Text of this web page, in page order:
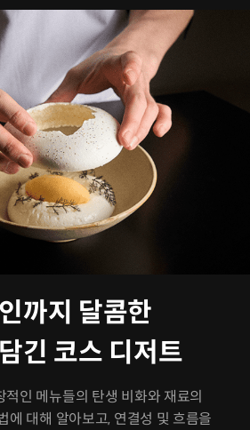
까지 달콤한
긴 코스 디저트
인 메뉴들의 탄생 비화와 재료의
에 대해 알아보고, 연결성 및 흐름을